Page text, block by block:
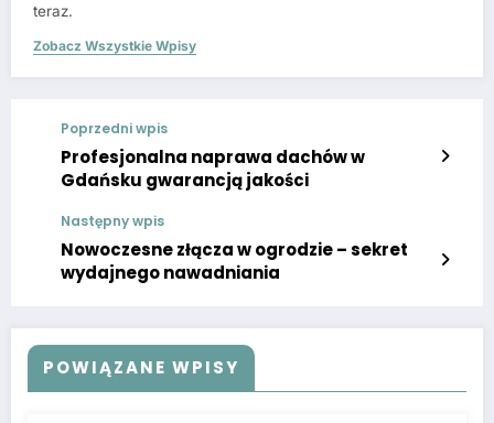
teraz.
Zobacz Wszystkie Wpisy
Poprzedni wpis
Profesjonalna naprawa dachów w
Gdańsku gwarancją jakości
Następny wpis
Nowoczesne złącza w ogrodzie – sekret
wydajnego nawadniania
POWIĄZANE WPISY